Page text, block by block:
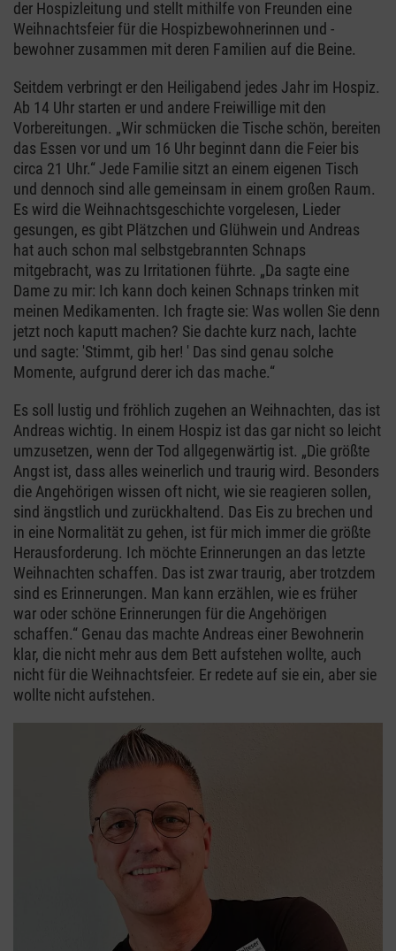
der Hospizleitung und stellt mithilfe von Freunden eine
Weihnachtsfeier für die Hospizbewohnerinnen und -
bewohner zusammen mit deren Familien auf die Beine.
Seitdem verbringt er den Heiligabend jedes Jahr im Hospiz.
Ab 14 Uhr starten er und andere Freiwillige mit den
Vorbereitungen. „Wir schmücken die Tische schön, bereiten
das Essen vor und um 16 Uhr beginnt dann die Feier bis
circa 21 Uhr.“ Jede Familie sitzt an einem eigenen Tisch
und dennoch sind alle gemeinsam in einem großen Raum.
Es wird die Weihnachtsgeschichte vorgelesen, Lieder
gesungen, es gibt Plätzchen und Glühwein und Andreas
hat auch schon mal selbstgebrannten Schnaps
mitgebracht, was zu Irritationen führte. „Da sagte eine
Dame zu mir: Ich kann doch keinen Schnaps trinken mit
meinen Medikamenten. Ich fragte sie: Was wollen Sie denn
jetzt noch kaputt machen? Sie dachte kurz nach, lachte
und sagte: 'Stimmt, gib her! ' Das sind genau solche
Momente, aufgrund derer ich das mache.“
Es soll lustig und fröhlich zugehen an Weihnachten, das ist
Andreas wichtig. In einem Hospiz ist das gar nicht so leicht
umzusetzen, wenn der Tod allgegenwärtig ist. „Die größte
Angst ist, dass alles weinerlich und traurig wird. Besonders
die Angehörigen wissen oft nicht, wie sie reagieren sollen,
sind ängstlich und zurückhaltend. Das Eis zu brechen und
in eine Normalität zu gehen, ist für mich immer die größte
Herausforderung. Ich möchte Erinnerungen an das letzte
Weihnachten schaffen. Das ist zwar traurig, aber trotzdem
sind es Erinnerungen. Man kann erzählen, wie es früher
war oder schöne Erinnerungen für die Angehörigen
schaffen.“ Genau das machte Andreas einer Bewohnerin
klar, die nicht mehr aus dem Bett aufstehen wollte, auch
nicht für die Weihnachtsfeier. Er redete auf sie ein, aber sie
wollte nicht aufstehen.